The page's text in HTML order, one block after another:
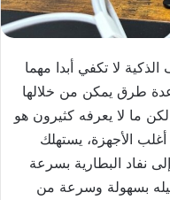
لا تكفي أبدا مهما
طرق يمكن من خلالها
ما لا يعرفه كثيرون هو
الأجهزة، يستهلك
نفاد البطارية بسرعة
بسهولة وسرعة من